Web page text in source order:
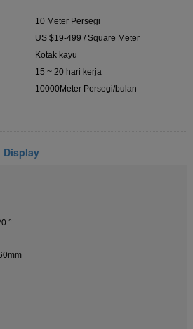
10 Meter Persegi
US $19-499 / Square Meter
Kotak kayu
15 ~ 20 hari kerja
10000Meter Persegi/bulan
Display
°